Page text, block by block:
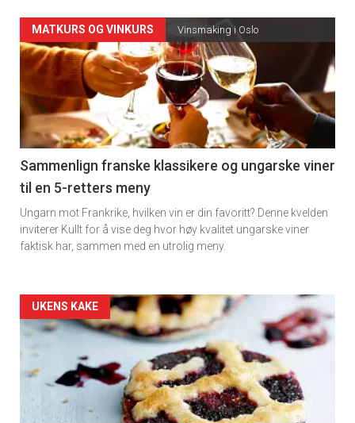
Forsiden
akkurat
nå
-
5
MATKURS OG VINKURS Vinsmaking i Oslo
Sammenlign franske klassikere og ungarske viner
til en 5-retters meny
Ungarn mot Frankrike, hvilken vin er din favoritt? Denne kvelden
inviterer Kullt for å vise deg hvor høy kvalitet ungarske viner
faktisk har, sammen med en utrolig meny.
Forsiden
akkurat
nå
UKENS KAKE